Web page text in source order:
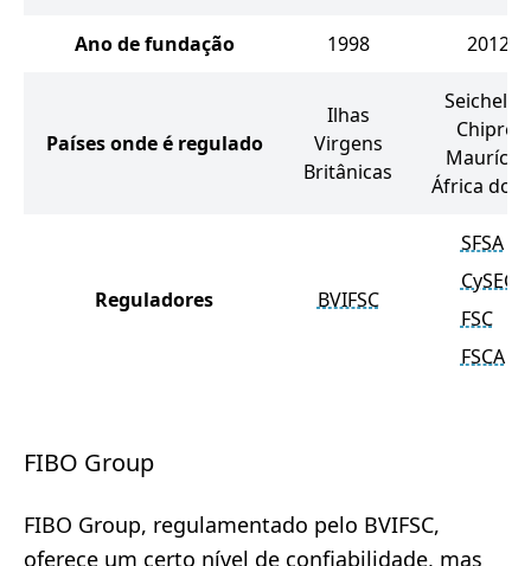
Ano de fundação 1998 2012
Países onde é regulado
Ilhas
Virgens
Britânicas
Seicheles,
Chipre,
Maurício,
África do
Reguladores BVIFSC
SFSA
CySEC
FSC
FSCA
FIBO Group
FIBO Group, regulamentado pelo BVIFSC,
oferece um certo nível de confiabilidade, mas